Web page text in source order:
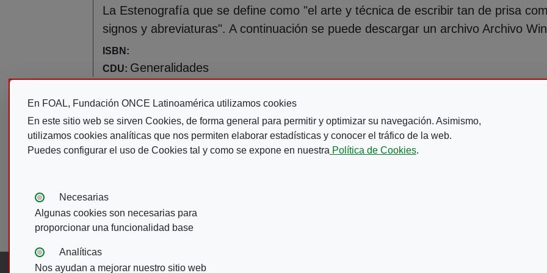
En FOAL, Fundación ONCE Latinoamérica utilizamos cookies
En este sitio web se sirven Cookies, de forma general para permitir y optimizar su navegación. Asimismo,
utilizamos cookies analíticas que nos permiten elaborar estadísticas y conocer el tráfico de la web.
Puedes configurar el uso de Cookies tal y como se expone en nuestra Política de Cookies.
Tipos de cookies:
Necesarias
Algunas cookies son necesarias para
proporcionar una funcionalidad base
Analíticas
Nos ayudan a mejorar nuestro sitio web
La Estenografía que se define como "el arte y técnica de escribir tan de prisa
signos y abreviaturas". A continuación se puede descargar un archivo Archivo
ISBN:
CDU: Generalidades
Paginación
Primera página
« Primero Página anterior
‹‹ …